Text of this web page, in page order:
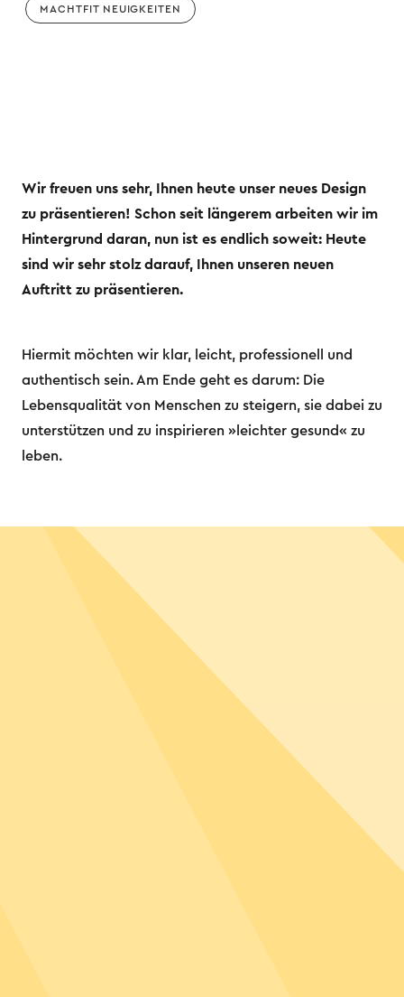
MACHTFIT NEUIGKEITEN
Wir freuen uns sehr, Ihnen heute unser neues Design
zu präsentieren! Schon seit längerem arbeiten wir im
Hintergrund daran, nun ist es endlich soweit: Heute
sind wir sehr stolz darauf, Ihnen unseren neuen
Auftritt zu präsentieren.
Hiermit möchten wir klar, leicht, professionell und
authentisch sein. Am Ende geht es darum: Die
Lebensqualität von Menschen zu steigern, sie dabei zu
unterstützen und zu inspirieren »leichter gesund« zu
leben.